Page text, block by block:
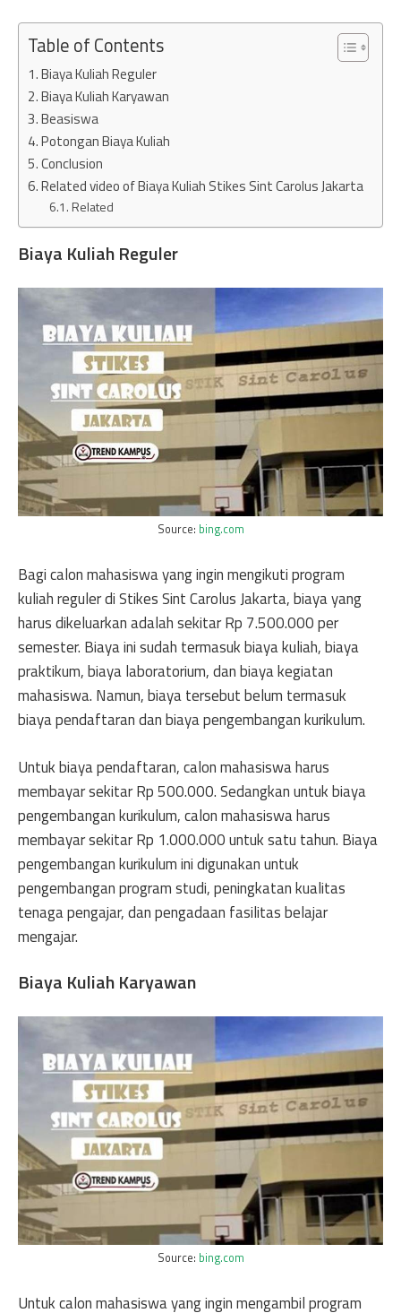
Table of Contents
Biaya Kuliah Reguler
Biaya Kuliah Karyawan
Beasiswa
Potongan Biaya Kuliah
Conclusion
Related video of Biaya Kuliah Stikes Sint Carolus Jakarta
Related
Biaya Kuliah Reguler
Source: bing.com
Bagi calon mahasiswa yang ingin mengikuti program
kuliah reguler di Stikes Sint Carolus Jakarta, biaya yang
harus dikeluarkan adalah sekitar Rp 7.500.000 per
semester. Biaya ini sudah termasuk biaya kuliah, biaya
praktikum, biaya laboratorium, dan biaya kegiatan
mahasiswa. Namun, biaya tersebut belum termasuk
biaya pendaftaran dan biaya pengembangan kurikulum.
Untuk biaya pendaftaran, calon mahasiswa harus
membayar sekitar Rp 500.000. Sedangkan untuk biaya
pengembangan kurikulum, calon mahasiswa harus
membayar sekitar Rp 1.000.000 untuk satu tahun. Biaya
pengembangan kurikulum ini digunakan untuk
pengembangan program studi, peningkatan kualitas
tenaga pengajar, dan pengadaan fasilitas belajar
mengajar.
Biaya Kuliah Karyawan
Source: bing.com
Untuk calon mahasiswa yang ingin mengambil program